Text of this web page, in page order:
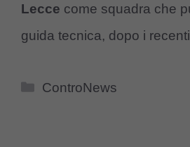
Lecce come squadra che
guida tecnica, dopo i
Categorie
ControNews